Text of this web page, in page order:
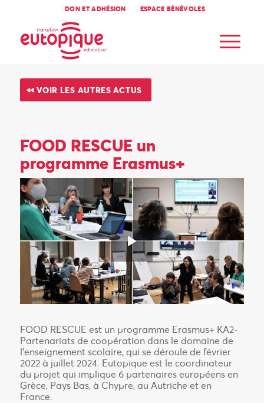
DON ET ADHÉSION ESPACE BÉNÉVOLES
VOIR LES AUTRES ACTUS
FOOD RESCUE un
programme Erasmus+
FOOD RESCUE est un programme Erasmus+ KA2-
Partenariats de coopération dans le domaine de
l’enseignement scolaire, qui se déroule de février
2022 à juillet 2024. Eutopique est le coordinateur
du projet qui implique 6 partenaires européens en
Grèce, Pays Bas, à Chypre, au Autriche et en
France.